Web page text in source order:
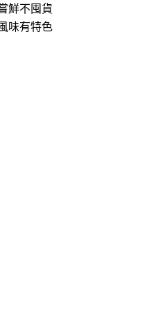
鮮不囤貨
味有特色